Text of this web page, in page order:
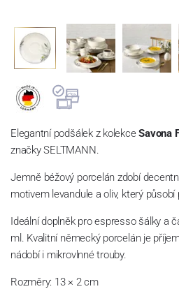
Elegantní podšálek z kolekceSavona
značky SELTMANN.
Jemně béžový porcelán zdobí
motivem levandule a oliv, který
Ideální doplněk pro espresso šálky a
ml. Kvalitní německý porcelán je
nádobí i mikrovlnné trouby.
Rozměry: 13 × 2 cm